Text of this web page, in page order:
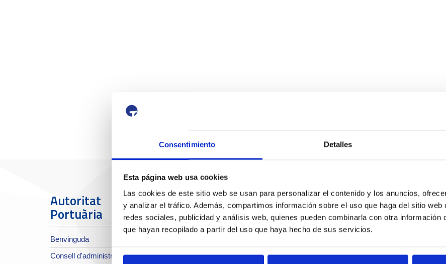
Consentimiento Detalles
Esta página web usa cookies
Las cookies de este sitio web se usan para personalizar el contenido y los anuncios,
y analizar el tráfico. Además, compartimos información sobre el uso que haga del sitio web
redes sociales, publicidad y análisis web, quienes pueden combinarla con otra información
que hayan recopilado a partir del uso que haya hecho de sus servicios.
Autoritat
Portuària
Benvinguda
Consell d'administració
El Port
Sobre el Port
Serveis
Operacions i serveis
portuaris
Bunkering
Negoci
Tràfics